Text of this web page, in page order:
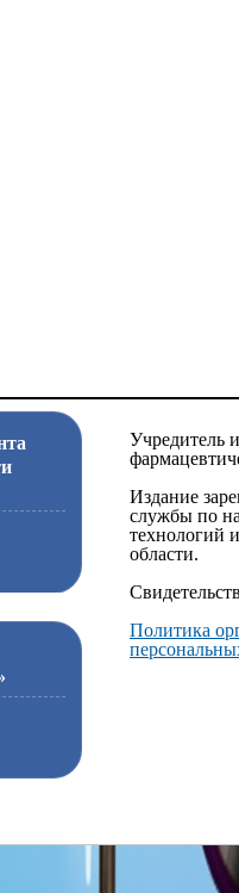
Учредитель
Издание
службы по
технологий
области.
Политика